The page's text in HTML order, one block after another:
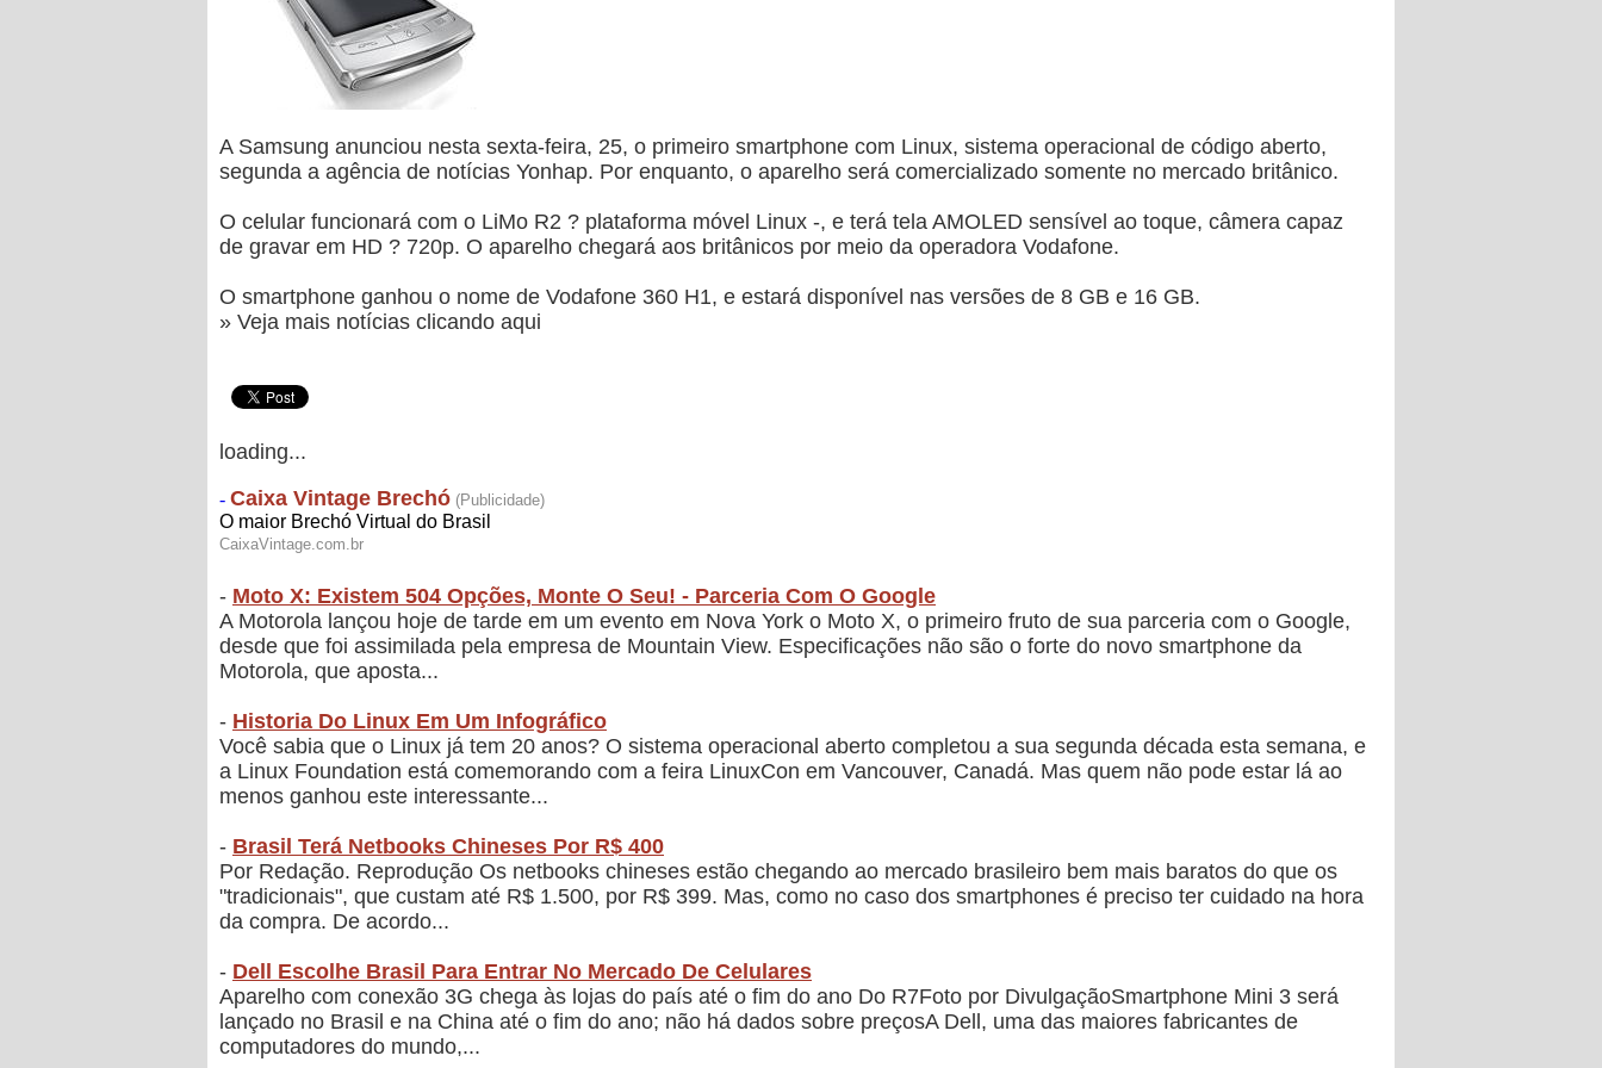
A Samsung anunciou nesta sexta-feira, 25, o primeiro smartphone com Linux, sistema operacional de código aberto,
segunda a agência de notícias Yonhap. Por enquanto, o aparelho será comercializado somente no mercado britânico.
O celular funcionará com o LiMo R2 ? plataforma móvel Linux -, e terá tela AMOLED sensível ao toque, câmera capaz
de gravar em HD ? 720p. O aparelho chegará aos britânicos por meio da operadora Vodafone.
O smartphone ganhou o nome de Vodafone 360 H1, e estará disponível nas versões de 8 GB e 16 GB.
» Veja mais notícias clicando aqui
loading...
- Moto X: Existem 504 Opções, Monte O Seu! - Parceria Com O Google
A Motorola lançou hoje de tarde em um evento em Nova York o Moto X, o primeiro fruto de sua parceria com o Google,
desde que foi assimilada pela empresa de Mountain View. Especificações não são o forte do novo smartphone da
Motorola, que aposta...
- Historia Do Linux Em Um Infográfico
Você sabia que o Linux já tem 20 anos? O sistema operacional aberto completou a sua segunda década esta semana, e
a Linux Foundation está comemorando com a feira LinuxCon em Vancouver, Canadá. Mas quem não pode estar lá ao
menos ganhou este interessante...
- Brasil Terá Netbooks Chineses Por R$ 400
Por Redação. Reprodução Os netbooks chineses estão chegando ao mercado brasileiro bem mais baratos do que os
"tradicionais", que custam até R$ 1.500, por R$ 399. Mas, como no caso dos smartphones é preciso ter cuidado na hora
da compra. De acordo...
- Dell Escolhe Brasil Para Entrar No Mercado De Celulares
Aparelho com conexão 3G chega às lojas do país até o fim do ano Do R7Foto por DivulgaçãoSmartphone Mini 3 será
lançado no Brasil e na China até o fim do ano; não há dados sobre preçosA Dell, uma das maiores fabricantes de
computadores do mundo,...